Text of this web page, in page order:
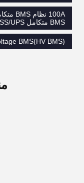
BMS متكامل ESS/UPS
BMS(HV BMS)